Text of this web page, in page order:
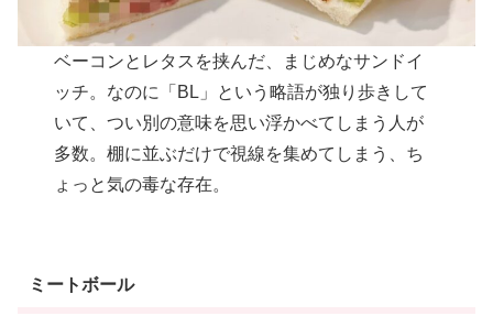
ベーコンとレタスを挟んだ、まじめなサンドイ
ッチ。なのに「BL」という略語が独り歩きして
いて、つい別の意味を思い浮かべてしまう人が
多数。棚に並ぶだけで視線を集めてしまう、ち
ょっと気の毒な存在。
ミートボール